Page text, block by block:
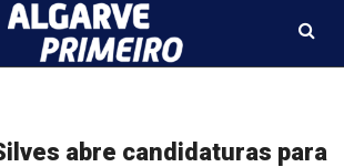
abre candidaturas para